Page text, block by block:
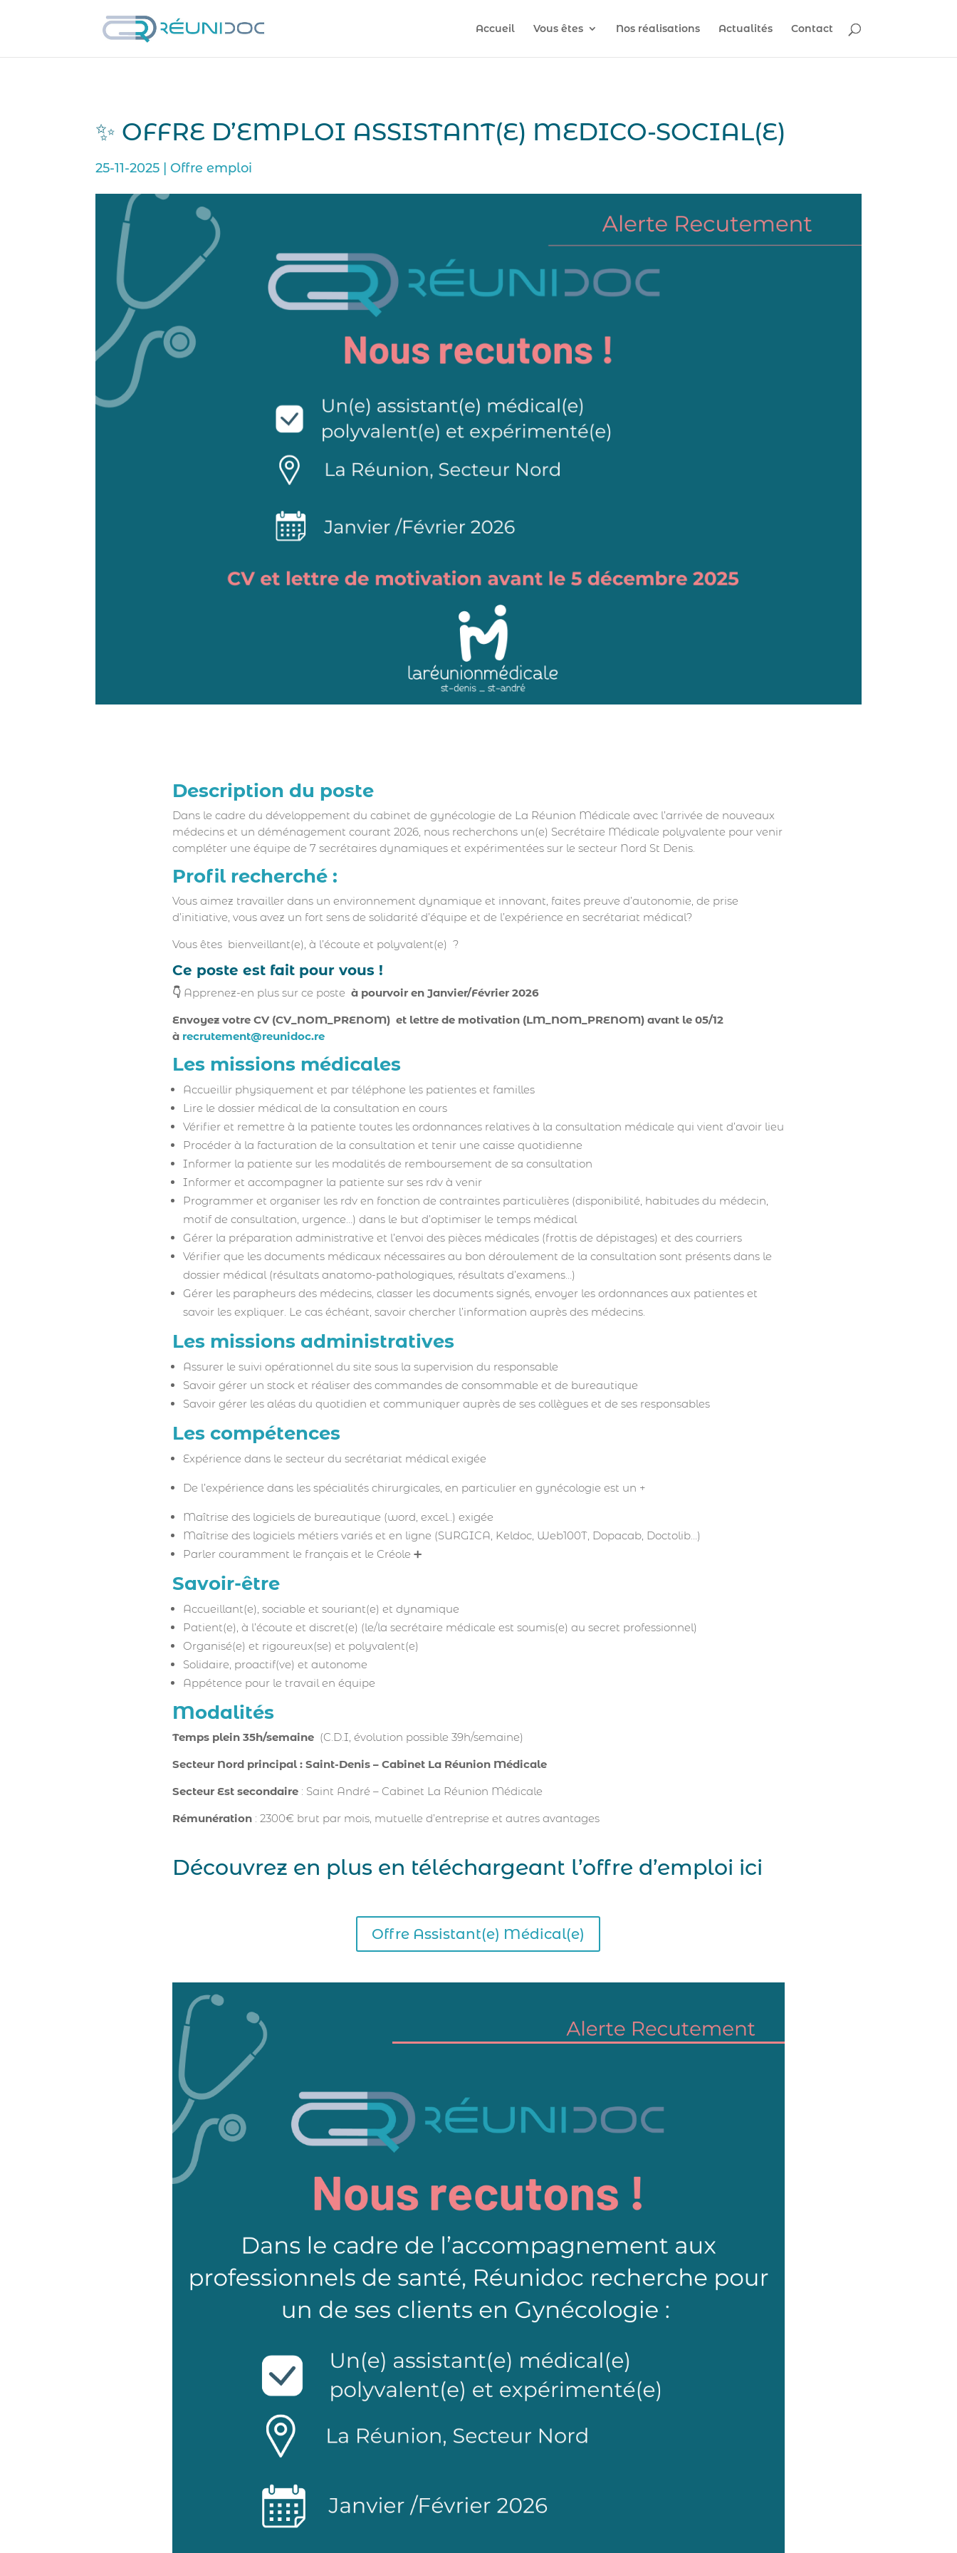
Accueil Vous êtes Nos réalisations Actualités Contact
✨ OFFRE D’EMPLOI ASSISTANT(E) MEDICO-SOCIAL(E)
25-11-2025 |Offre emploi
Description du poste
Dans le cadre du développement du cabinet de gynécologie de La Réunion Médicale avec l’arrivée de nouveaux
médecins et un déménagement courant 2026, nous recherchons un(e) Secrétaire Médicale polyvalente pour venir
compléter une équipe de 7 secrétaires dynamiques et expérimentées sur le secteur Nord St Denis.
Profil recherché :
Vous aimez travailler dans un environnement dynamique et innovant, faites preuve d’autonomie, de prise
d’initiative, vous avez un fort sens de solidarité d’équipe et de l’expérience en secrétariat médical?
Vous êtes bienveillant(e), à l’écoute et polyvalent(e) ?
Ce poste est fait pour vous !
👇Apprenez-en plus sur ce poste à pourvoir en Janvier/Février 2026
Envoyez votre CV (CV_NOM_PRENOM) et lettre de motivation (LM_NOM_PRENOM) avant le 05/12
à recrutement@reunidoc.re
Les missions médicales
Accueillir physiquement et par téléphone les patientes et familles
Lire le dossier médical de la consultation en cours
Vérifier et remettre à la patiente toutes les ordonnances relatives à la consultation médicale qui vient d’avoir lieu
Procéder à la facturation de la consultation et tenir une caisse quotidienne
Informer la patiente sur les modalités de remboursement de sa consultation
Informer et accompagner la patiente sur ses rdv à venir
Programmer et organiser les rdv en fonction de contraintes particulières (disponibilité, habitudes du médecin,
motif de consultation, urgence…) dans le but d’optimiser le temps médical
Gérer la préparation administrative et l’envoi des pièces médicales (frottis de dépistages) et des courriers
Vérifier que les documents médicaux nécessaires au bon déroulement de la consultation sont présents dans le
dossier médical (résultats anatomo-pathologiques, résultats d’examens…)
Gérer les parapheurs des médecins, classer les documents signés, envoyer les ordonnances aux patientes et
savoir les expliquer. Le cas échéant, savoir chercher l’information auprès des médecins.
Les missions administratives
Assurer le suivi opérationnel du site sous la supervision du responsable
Savoir gérer un stock et réaliser des commandes de consommable et de bureautique
Savoir gérer les aléas du quotidien et communiquer auprès de ses collègues et de ses responsables
Les compétences
Expérience dans le secteur du secrétariat médical exigée
De l’expérience dans les spécialités chirurgicales, en particulier en gynécologie est un +
Maîtrise des logiciels de bureautique (word, excel..) exigée
Maîtrise des logiciels métiers variés et en ligne (SURGICA, Keldoc, Web100T, Dopacab, Doctolib…)
Parler couramment le français et le Créole ➕
Savoir-être
Accueillant(e), sociable et souriant(e) et dynamique
Patient(e), à l’écoute et discret(e) (le/la secrétaire médicale est soumis(e) au secret professionnel)
Organisé(e) et rigoureux(se) et polyvalent(e)
Solidaire, proactif(ve) et autonome
Appétence pour le travail en équipe
Modalités
Temps plein 35h/semaine (C.D.I, évolution possible 39h/semaine)
Secteur Nord principal : Saint-Denis – Cabinet La Réunion Médicale
Secteur Est secondaire: Saint André – Cabinet La Réunion Médicale
Rémunération : 2300€ brut par mois, mutuelle d’entreprise et autres avantages
Découvrez en plus en téléchargeant l’offre d’emploi ici
Offre Assistant(e) Médical(e)